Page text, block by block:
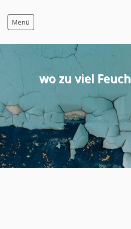
Menü
Baustoff-Feuchte
Kauf im Shop
Warenkorb
AGB
wo zu viel